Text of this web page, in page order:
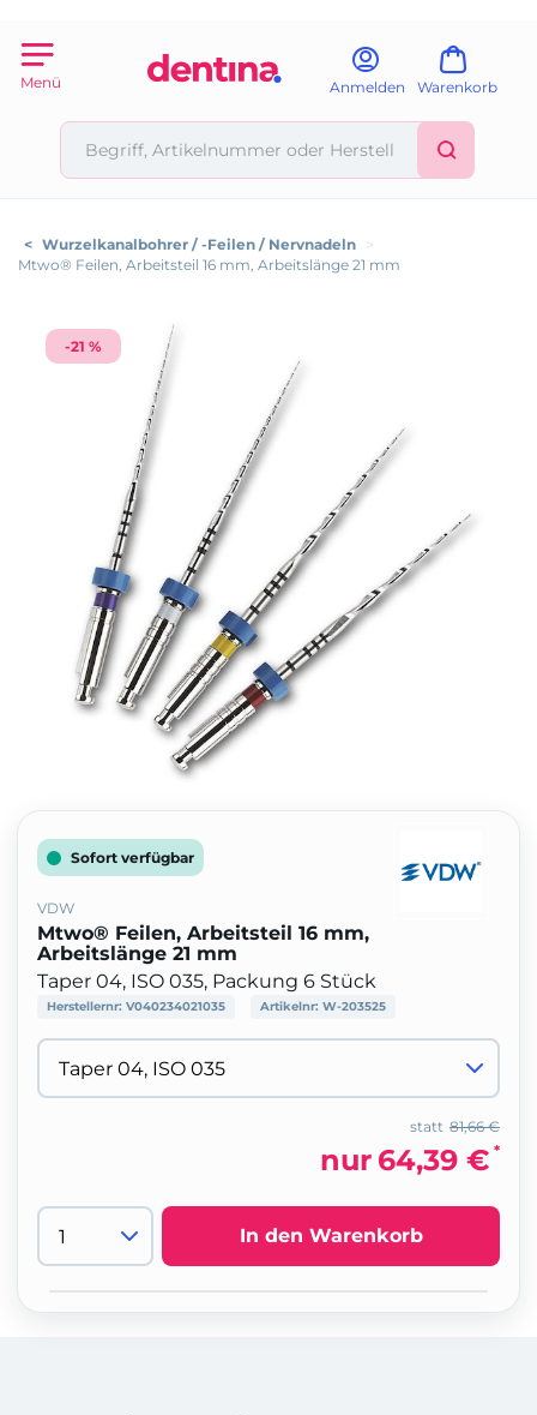
Menü Anmelden Warenkorb
< Wurzelkanalbohrer / -Feilen / Nervnadeln >
Mtwo® Feilen, Arbeitsteil 16 mm, Arbeitslänge 21 mm
-21 %
Sofort verfügbar
VDW
Mtwo® Feilen, Arbeitsteil 16 mm,
Arbeitslänge 21 mm
Taper 04, ISO 035, Packung 6 Stück
Herstellernr: V040234021035 Artikelnr: W-203525
81,66 €
statt
nur 64,39 € *
In den Warenkorb